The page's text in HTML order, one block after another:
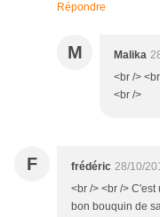
Répondre
M Malika
<br />
<br />
F frédéric 28/10/
<br /> <br />
bon bouquin de